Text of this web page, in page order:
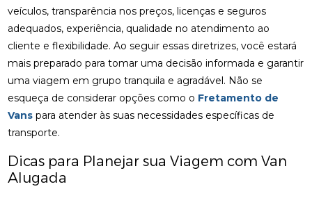
veículos, transparência nos preços, licenças e seguros
adequados, experiência, qualidade no atendimento ao
cliente e flexibilidade. Ao seguir essas diretrizes, você estará
mais preparado para tomar uma decisão informada e garantir
uma viagem em grupo tranquila e agradável. Não se
esqueça de considerar opções como o Fretamento de
Vans para atender às suas necessidades específicas de
transporte.
Dicas para Planejar sua Viagem com Van
Alugada